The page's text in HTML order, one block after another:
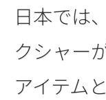
日本では
クシャー
アイテム